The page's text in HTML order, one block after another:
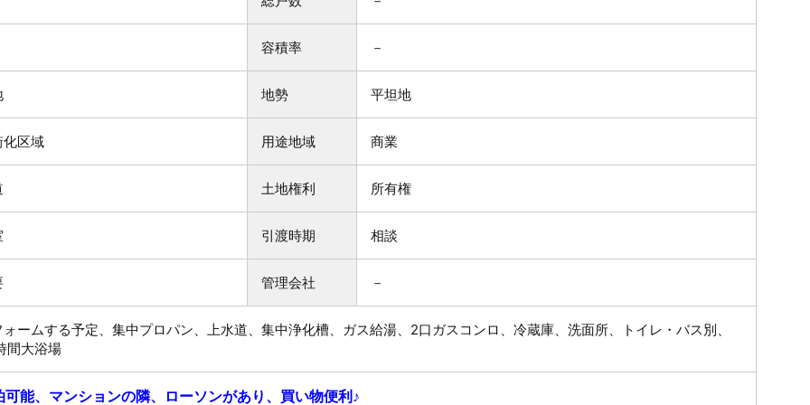
容積率 －
地勢 平坦地
区域 用途地域 商業
土地権利 所有権
引渡時期 相談
管理会社 －
ームする予定、集中プロパン、上水道、集中浄化槽、ガス給湯、2口ガスコンロ、冷蔵庫、洗面所、トイレ・バス別、
間大浴場
可能、マンションの隣、ローソンがあり、買い物便利♪